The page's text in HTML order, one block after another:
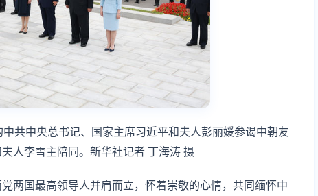
共中央总书记、国家主席习近平和夫人彭丽媛参谒中朝友
人李雪主陪同。新华社记者 丁海涛 摄
两国最高领导人并肩而立，怀着崇敬的心情，共同缅怀中